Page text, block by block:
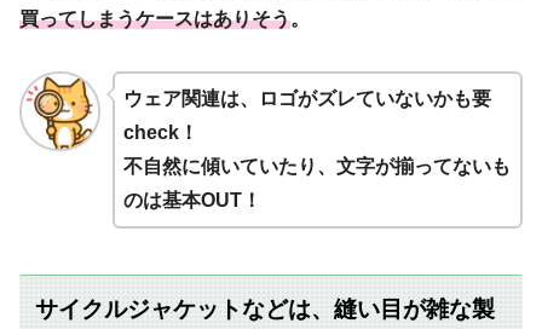
買ってしまうケースはありそう。
ウェア関連は、ロゴがズレていないかも要
check！
不自然に傾いていたり、文字が揃ってないも
のは基本OUT！
サイクルジャケットなどは、縫い目が雑な製